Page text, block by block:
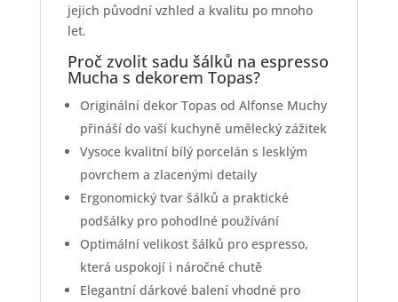
jejich původní vzhled a kvalitu po mnoho
let.
Proč zvolit sadu šálků na espresso
Mucha s dekorem Topas?
Originální dekor Topas od Alfonse Muchy
přináší do vaší kuchyně umělecký zážitek
Vysoce kvalitní bílý porcelán s lesklým
povrchem a zlacenými detaily
Ergonomický tvar šálků a praktické
podšálky pro pohodlné používání
Optimální velikost šálků pro espresso,
která uspokojí i náročné chutě
Elegantní dárkové balení vhodné pro